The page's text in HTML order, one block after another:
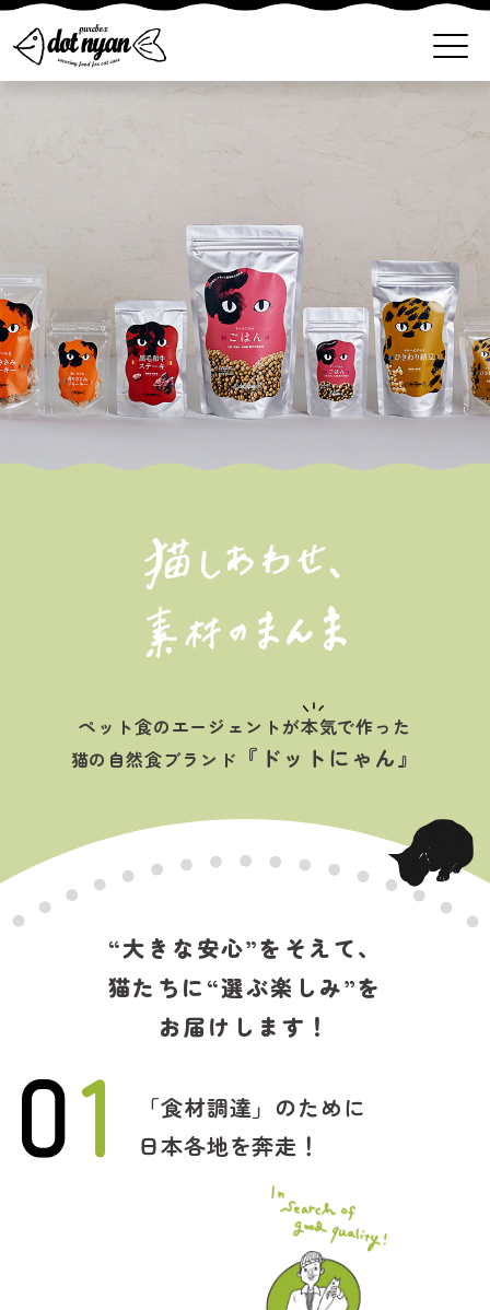
ペット食のエージェントが本気で作った
猫の自然食ブランド 『ドットにゃん』
“大きな安心”をそえて、
猫たちに“選ぶ楽しみ”を
お届けします！
「食材調達」のために
日本各地を奔走！